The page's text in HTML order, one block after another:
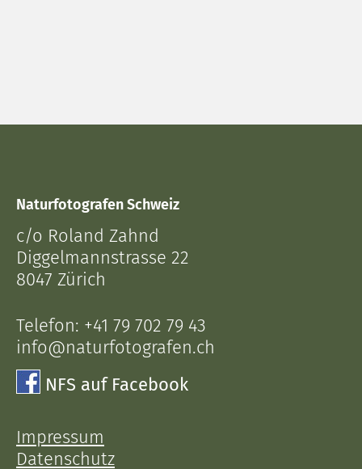
Naturfotografen Schweiz
c/o Roland Zahnd
Diggelmannstrasse 22
8047 Zürich
Telefon: +41 79 702 79 43
info@naturfotografen.ch
NFS auf Facebook
Impressum
Datenschutz